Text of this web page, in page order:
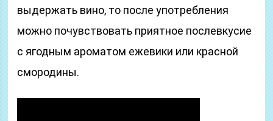
выдержать вино, то после употребления
можно почувствовать приятное послевкусие
с ягодным ароматом ежевики или красной
смородины.